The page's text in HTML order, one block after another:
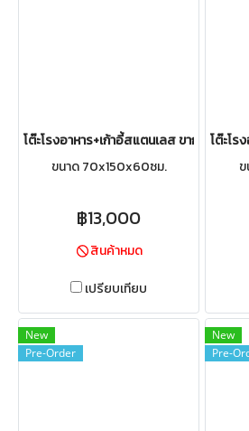
โต๊ะโรงอาหาร+เก้าอี้สแตนเลส ขากลม
ขนาด 70x150x60ซม.
฿13,000
สินค้าหมด
เปรียบเทียบ
โต๊ะโร
New
Pre-Order
New
Pre-